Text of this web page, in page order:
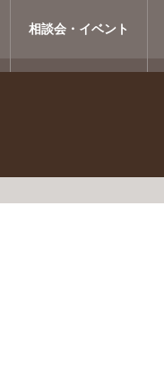
相談会・イベント